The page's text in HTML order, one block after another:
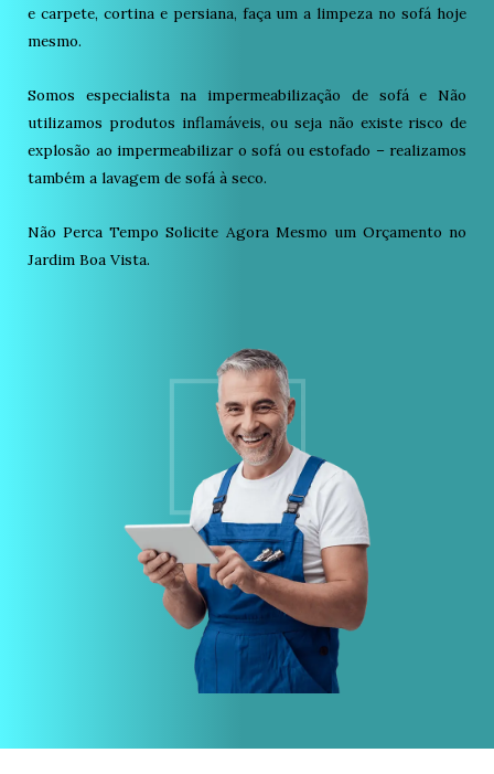
e carpete, cortina e persiana, faça um a limpeza no sofá hoje
mesmo.
Somos especialista na impermeabilização de sofá e Não
utilizamos produtos inflamáveis, ou seja não existe risco de
explosão ao impermeabilizar o sofá ou estofado – realizamos
também a lavagem de sofá à seco.
Não Perca Tempo Solicite Agora Mesmo um Orçamento no
Jardim Boa Vista.